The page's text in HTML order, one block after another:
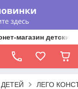
магазин
ЛЕГО